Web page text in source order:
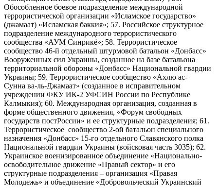
Обособленное боевое подразделение международной
террористической организации «Исламское государство»
(джамаат) «Исламская баккия»; 57. Российское структурное
подразделение международного террористического
сообщества «АУМ Синрикё»; 58. Террористическое
сообщество 46-й отдельный штурмовой батальон «Донбасс»
Вооруженных сил Украины, созданное на базе батальона
территориальной обороны «Донбасс» Национальной гвардии
Украины; 59. Террористическое сообщество «Ахлю ас-
Сунна ва-ль-Джамаат» (созданное в исправительном
учреждении ФКУ ИК-2 УФСИН России по Республике
Калмыкия); 60. Международная организация, созданная в
форме общественного движения, «Форум свободных
государств постРоссии» и ее структурные подразделения; 61.
Террористическое сообщество 2-ой батальон специального
назначения «Донбасс» 15-го отдельного Славянского полка
Национальной гвардии Украины (войсковая часть 3035); 62.
Украинское военизированное объединение «Национально-
освободительное движение «Правый сектор» и его
структурные подразделения – организация «Правая
Молодежь» и объединение «Добровольческий Украинский